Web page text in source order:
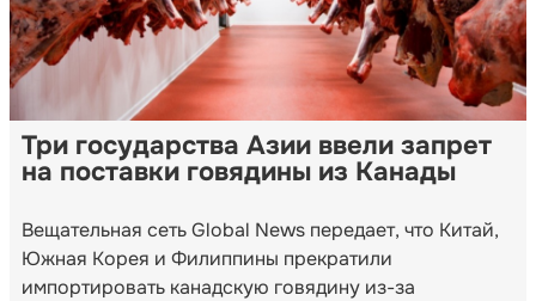
Три государства Азии ввели запрет
на поставки говядины из Канады
Вещательная сеть Global News передает, что Китай,
Южная Корея и Филиппины прекратили
импортировать канадскую говядину из-за